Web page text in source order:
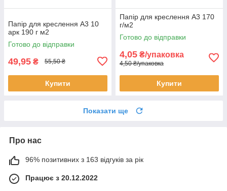
Папір для креслення А3 10
арк 190 г м2
Готово до відправки
49,95 ₴ 55,50 ₴
Купити
Папір для креслення А3 170
г/м2
Готово до відправки
4,05 ₴/упаковка
4,50 ₴/упаковка
Купити
Показати ще
Про нас
96% позитивних з 163 відгуків за рік
Працює з 20.12.2022